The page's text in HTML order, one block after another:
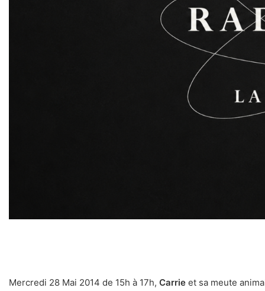
Mercredi 28 Mai 2014 de 15h à 17h, Carrie et sa meute